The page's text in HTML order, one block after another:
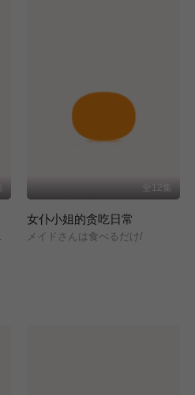
全12集
女仆小姐的贪吃日常
メイドさんは食べるだけ/